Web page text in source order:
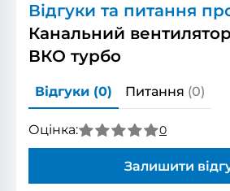
Відгуки та питання
Канальний
ВКО турбо
Відгуки (0) Питання (0)
Оцінка: 0
Залишити